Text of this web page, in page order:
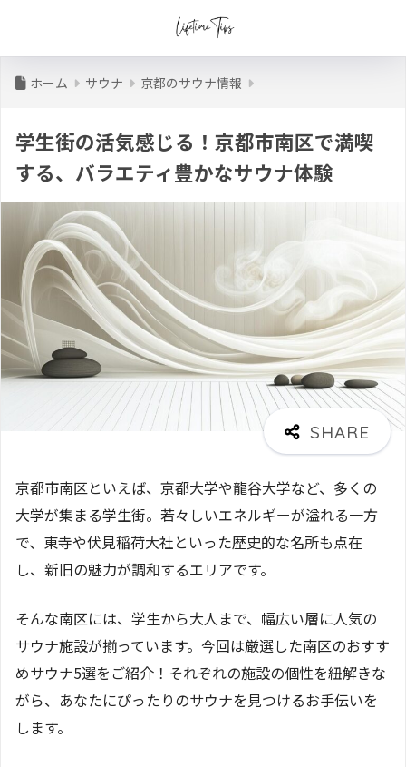
ホーム サウナ 京都のサウナ情報
学生街の活気感じる！京都市南区で満喫
する、バラエティ豊かなサウナ体験
京都市南区といえば、京都大学や龍谷大学など、多くの
大学が集まる学生街。若々しいエネルギーが溢れる一方
で、東寺や伏見稲荷大社といった歴史的な名所も点在
し、新旧の魅力が調和するエリアです。
そんな南区には、学生から大人まで、幅広い層に人気の
サウナ施設が揃っています。今回は厳選した南区のおすす
めサウナ5選をご紹介！それぞれの施設の個性を紐解きな
がら、あなたにぴったりのサウナを見つけるお手伝いを
します。